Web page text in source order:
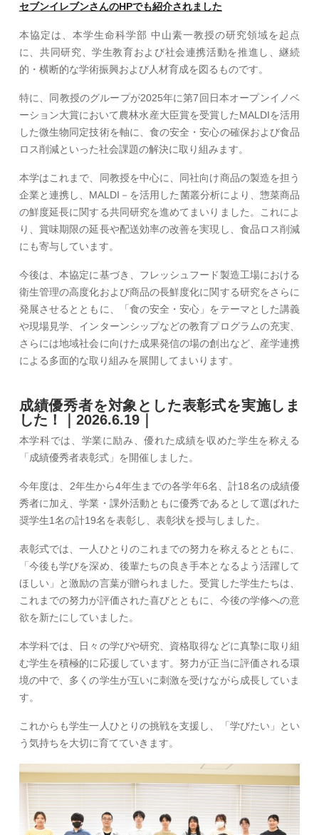
セブンイレブンさんのHPでも紹介されました
本協定は、本学生命科学部 中山素一教授の研究領域を起点
に、共同研究、学生教育および社会連携活動を推進し、継続
的・横断的な学術振興および人材育成を図るものです。
特に、同教授のグループが2025年に第7回日本オープンイノベ
ーション大賞において農林水産大臣賞を受賞したMALDIを活用
した微生物同定技術を軸に、食の安全・安心の確保および食品
ロス削減といった社会課題の解決に取り組みます。
本学はこれまで、同教授を中心に、同社向け商品の製造を担う
企業と連携し、MALDI－を活用した菌叢分析により、惣菜商品
の鮮度延長に関する共同研究を進めてまいりました。これによ
り、賞味期限の延長や配送効率の改善を実現し、食品ロス削減
にも寄与しています。
今後は、本協定に基づき、フレッシュフード製造工場における
衛生管理の高度化および商品の長鮮度化に関する研究をさらに
発展させるとともに、「食の安全・安心」をテーマとした講義
や現場見学、インターンシップなどの教育プログラムの充実、
さらには地域社会に向けた成果発信の場の創出など、産学連携
による多面的な取り組みを展開してまいります。
成績優秀者を対象とした表彰式を実施しま
した！｜2026.6.19｜
本学科では、学業に励み、優れた成績を収めた学生を称える
「成績優秀者表彰式」を開催しました。
今年度は、2年生から4年生までの各学年6名、計18名の成績優
秀者に加え、学業・課外活動ともに優秀であるとして選ばれた
奨学生1名の計19名を表彰し、表彰状を授与しました。
表彰式では、一人ひとりのこれまでの努力を称えるとともに、
「今後も学びを深め、後輩たちの良き手本となるよう活躍して
ほしい」と激励の言葉が贈られました。受賞した学生たちは、
これまでの努力が評価された喜びとともに、今後の学修への意
欲を新たにしていました。
本学科では、日々の学びや研究、資格取得などに真摯に取り組
む学生を積極的に応援しています。努力が正当に評価される環
境の中で、多くの学生が互いに刺激を受けながら成長していま
す。
これからも学生一人ひとりの挑戦を支援し、「学びたい」とい
う気持ちを大切に育てていきます。